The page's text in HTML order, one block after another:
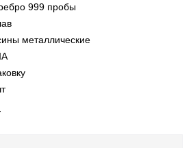
999 пробы
металлические